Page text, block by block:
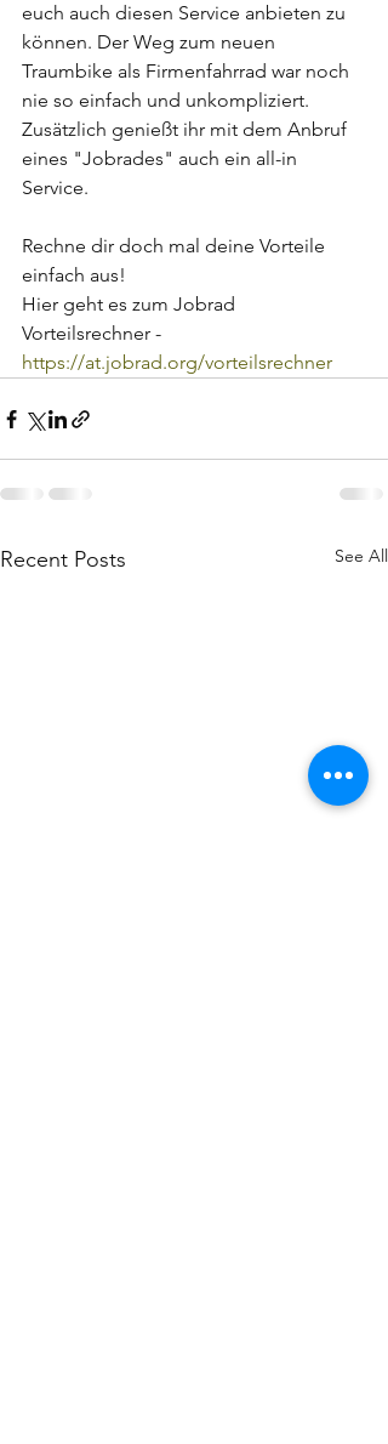
euch auch diesen Service anbieten zu
können. Der Weg zum neuen
Traumbike als Firmenfahrrad war noch
nie so einfach und unkompliziert.
Zusätzlich genießt ihr mit dem Anbruf
eines "Jobrades" auch ein all-in
Service.
Rechne dir doch mal deine Vorteile
einfach aus!
Hier geht es zum Jobrad
Vorteilsrechner -
https://at.jobrad.org/vorteilsrechner
Recent Posts See All